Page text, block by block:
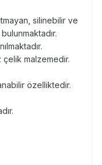
silinebilir ve
çelik malzemedir.
özelliktedir.